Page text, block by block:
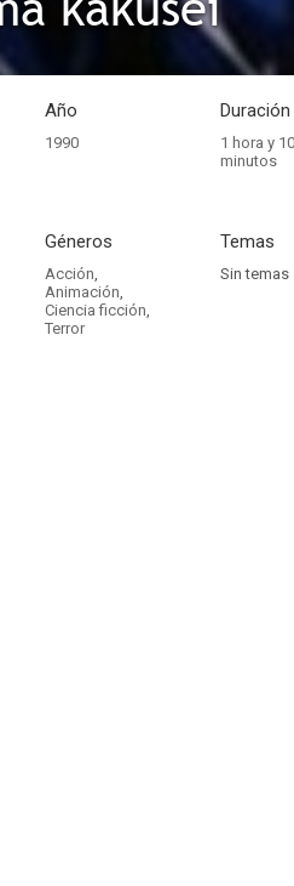
Año
1990
Duración
1 hora y 10
minutos
Géneros
Acción,
Animación,
Ciencia ficción,
Terror
Temas
Sin temas